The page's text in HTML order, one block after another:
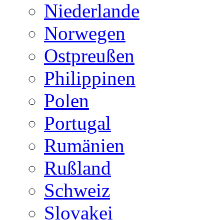
Niederlande
Norwegen
Ostpreußen
Philippinen
Polen
Portugal
Rumänien
Rußland
Schweiz
Slovakei